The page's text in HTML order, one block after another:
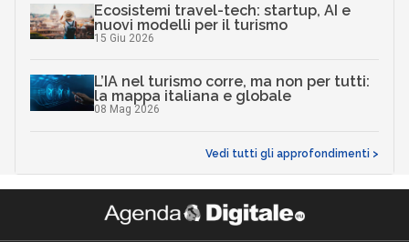
Ecosistemi travel-tech: startup, AI e
nuovi modelli per il turismo
15 Giu 2026
L’IA nel turismo corre, ma non per tutti:
la mappa italiana e globale
08 Mag 2026
Vedi tutti gli approfondimenti >